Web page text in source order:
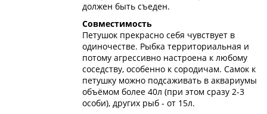
должен быть съеден.
Совместимость
Петушок прекрасно себя чувствует в
одиночестве. Рыбка территориальная и
потому агрессивно настроена к любому
соседству, особенно к сородичам. Самок к
петушку можно подсаживать в аквариумы
объёмом более 40л (при этом сразу 2-3
особи), других рыб - от 15л.